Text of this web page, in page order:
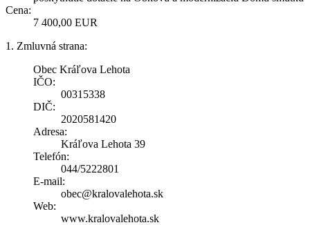
Cena:
7 400,00 EUR
1. Zmluvná strana:
Obec Kráľova Lehota
IČO:
00315338
DIČ:
2020581420
Adresa:
Kráľova Lehota 39
Telefón:
044/5222801
E-mail:
obec@kralovalehota.sk
Web:
www.kralovalehota.sk